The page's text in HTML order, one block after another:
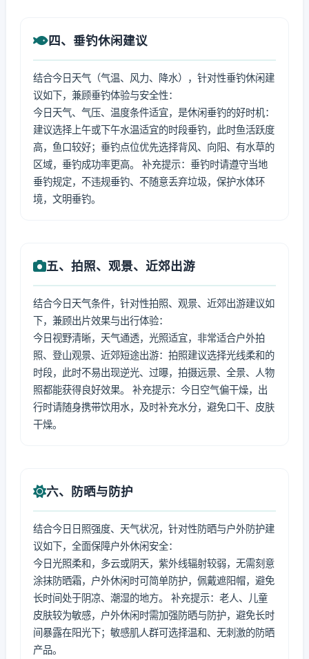
四、垂钓休闲建议
结合今日天气（气温、风力、降水），针对性垂钓休闲建
议如下，兼顾垂钓体验与安全性：
今日天气、气压、温度条件适宜，是休闲垂钓的好时机：
建议选择上午或下午水温适宜的时段垂钓，此时鱼活跃度
高，鱼口较好；垂钓点位优先选择背风、向阳、有水草的
区域，垂钓成功率更高。 补充提示：垂钓时请遵守当地
垂钓规定，不违规垂钓、不随意丢弃垃圾，保护水体环
境，文明垂钓。
五、拍照、观景、近郊出游
结合今日天气条件，针对性拍照、观景、近郊出游建议如
下，兼顾出片效果与出行体验：
今日视野清晰，天气通透，光照适宜，非常适合户外拍
照、登山观景、近郊短途出游：拍照建议选择光线柔和的
时段，此时不易出现逆光、过曝，拍摄远景、全景、人物
照都能获得良好效果。 补充提示：今日空气偏干燥，出
行时请随身携带饮用水，及时补充水分，避免口干、皮肤
干燥。
六、防晒与防护
结合今日日照强度、天气状况，针对性防晒与户外防护建
议如下，全面保障户外休闲安全：
今日光照柔和，多云或阴天，紫外线辐射较弱，无需刻意
涂抹防晒霜，户外休闲时可简单防护，佩戴遮阳帽，避免
长时间处于阴凉、潮湿的地方。 补充提示：老人、儿童
皮肤较为敏感，户外休闲时需加强防晒与防护，避免长时
间暴露在阳光下；敏感肌人群可选择温和、无刺激的防晒
产品。